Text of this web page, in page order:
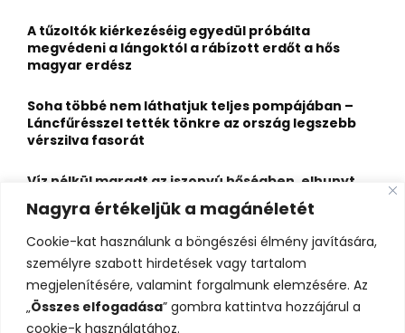
Nagyra értékeljük a magánéletét
Cookie-kat használunk a böngészési élmény javítására,
személyre szabott hirdetések vagy tartalom
megjelenítésére, valamint forgalmunk elemzésére. Az
„Összes elfogadása” gombra kattintva hozzájárul a
cookie-k használatához.
A tűzoltók kiérkezéséig egyedül próbálta
megvédeni a lángoktól a rábízott erdőt a hős
magyar erdész
Soha többé nem láthatjuk teljes pompájában –
Láncfűrésszel tették tönkre az ország legszebb
vérszilva fasorát
Víz nélkül maradt az iszonyú hőségben, elhunyt
egy kiránduló a legnépszerűbb horvát
hegységben
Felbecsülhetetlen értékű honfoglaláskori
leletegyüttes került elő Pest megyében – videóval